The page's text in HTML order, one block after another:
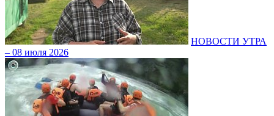
НОВОСТИ УТРА
– 08 июля 2026